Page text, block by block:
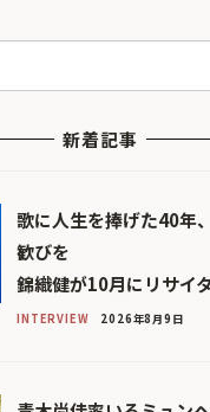
新着記事
歌に人生を捧げた40年
歓びを
錦織健が10月にリサイ
INTERVIEW 2026年8月9日